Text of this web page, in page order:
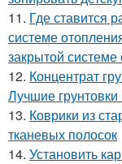
11. Где ставится
системе
закрытой
12. Концентрат
Лучшие грунтовки
13. Коврики из
тканевых полосок
14. Установить